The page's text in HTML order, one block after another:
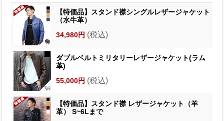
【特価品】スタンド襟シングルレザージャケット
（水牛革）
34,980円 (税込)
ダブルベルトミリタリーレザージャケット(ラム
革)
55,000円 (税込)
【特価品】スタンド襟 レザージャケット（羊
革） S~6Lまで